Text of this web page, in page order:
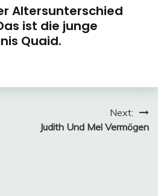
Altersunterschied
ist die junge
Quaid.
Next:
Judith Und Mel Vermögen